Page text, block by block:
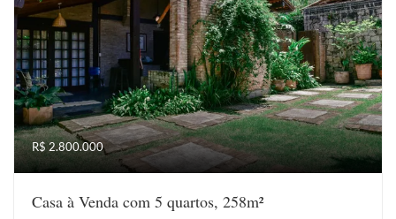
R$ 2.800.000
Casa à Venda com 5 quartos, 258m²